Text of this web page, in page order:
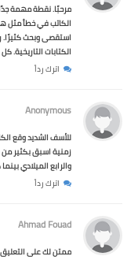
مرحبًا. نقطة مهمة
الكاتب في خطأ مثل
استقصى وبحث
الكتابات التاريخية.
اترك رداً
Anonymous
للأسف الشديد وقع
زمنية اسبق بكثير من
والرابع الميلادي
اترك رداً
Ahmad Fouad
ممتن لك على